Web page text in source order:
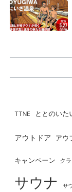
TTNE ととのいた
アウトドア アウ
キャンペーン ク
サウナ サ